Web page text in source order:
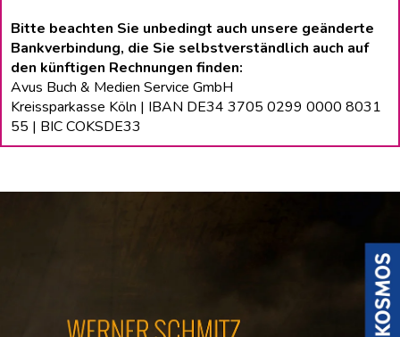
Bitte beachten Sie unbedingt auch unsere geänderte
Bankverbindung, die Sie selbstverständlich auch auf
den künftigen Rechnungen finden:
Avus Buch & Medien Service GmbH
Kreissparkasse Köln | IBAN DE34 3705 0299 0000 8031
55 | BIC COKSDE33